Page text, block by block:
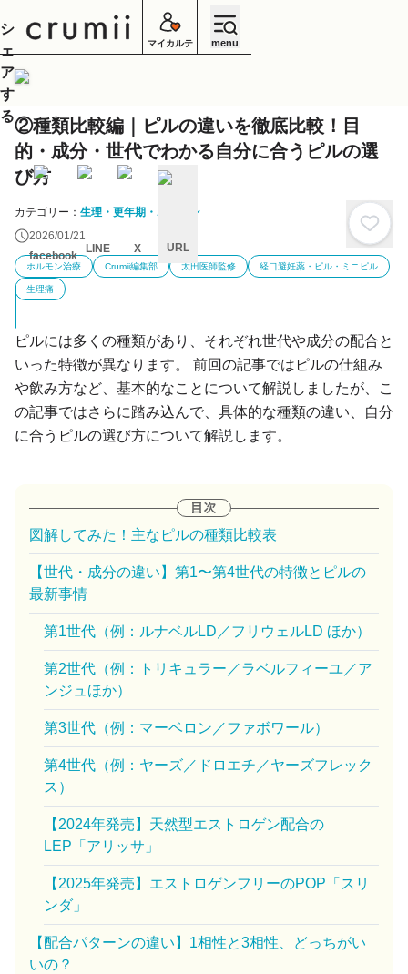
マイカルテ menu
②種類比較編｜ピルの違いを徹底比較！目
的・成分・世代でわかる自分に合うピルの選
び方
カテゴリー： 生理・更年期・ホルモン
2026/01/21
ホルモン治療 Crumii編集部 太田医師監修 経口避妊薬・ピル・ミニピル
生理痛
ピルには多くの種類があり、それぞれ世代や成分の配合と
いった特徴が異なります。 前回の記事ではピルの仕組み
や飲み方など、基本的なことについて解説しましたが、こ
の記事ではさらに踏み込んで、具体的な種類の違い、自分
に合うピルの選び方について解説します。
図解してみた！主なピルの種類比較表
【世代・成分の違い】第1〜第4世代の特徴とピルの
最新事情
第1世代（例：ルナベルLD／フリウェルLD ほか）
第2世代（例：トリキュラー／ラベルフィーユ／ア
ンジュほか）
第3世代（例：マーベロン／ファボワール）
第4世代（例：ヤーズ／ドロエチ／ヤーズフレック
ス）
【2024年発売】天然型エストロゲン配合の
LEP「アリッサ」
【2025年発売】エストロゲンフリーのPOP「スリ
ンダ」
【配合パターンの違い】1相性と3相性、どっちがい
いの？
シ
ェ
ア
す
る
facebook
LINE X URL
キ
ャ
ル